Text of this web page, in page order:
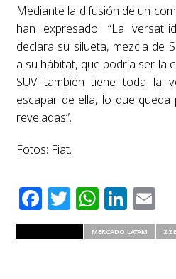
Mediante la difusión de un
han expresado: “La
declara su silueta, mezcla de
a su hábitat, que podría ser la
SUV también tiene toda la
escapar de ella, lo que
reveladas”.
Fotos: Fiat.
Facebook
Twitter
MERCADO LATAM